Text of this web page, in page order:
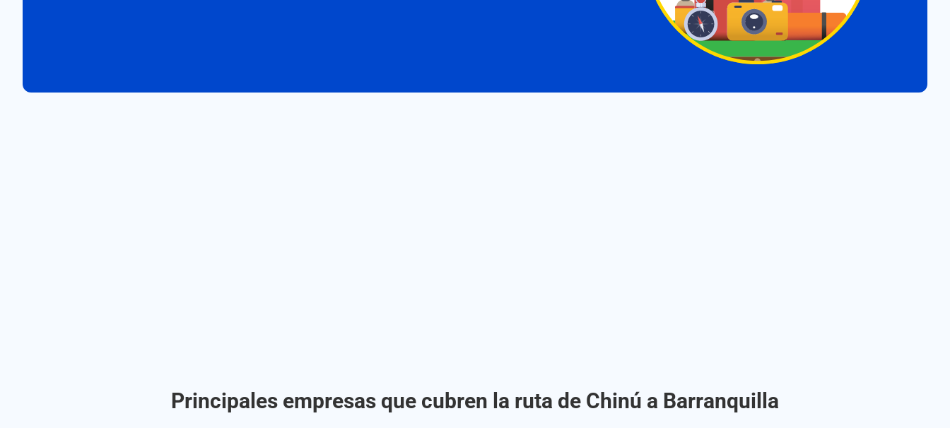
Principales empresas que cubren la ruta de Chinú a Barranquilla